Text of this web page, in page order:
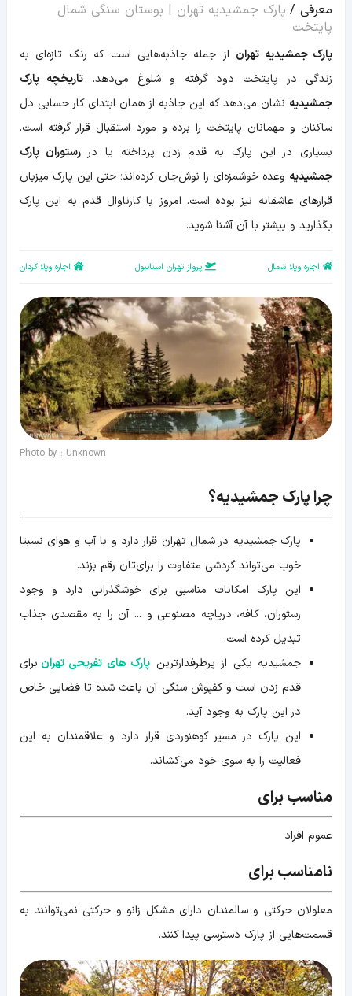
دیدنی
ها
و
تفریحات
امکانات
مسیر
نقشه
اطلاعات
تکمیلی
معرفی / پارک جمشیدیه تهران | بوستان سنگی شمال
پایتخت
پارک جمشیدیه تهران از جمله جاذبه‌هایی است که رنگ تازه‌ای به
زندگی در پایتخت دود گرفته و شلوغ می‌دهد. تاریخچه پارک
جمشیدیه نشان می‌دهد که این جاذبه از همان ابتدای کار حسابی دل
ساکنان و مهمانان پایتخت را برده و مورد استقبال قرار گرفته است.
بسیاری در این پارک به قدم زدن پرداخته یا دررستوران پارک
جمشیدیه وعده خوشمزه‌ای را نوش‌جان کرده‌اند؛ حتی این پارک میزبان
قرارهای عاشقانه نیز بوده است. امروز با کارناوال قدم به این پارک
بگذارید و بیشتر با آن آشنا شوید.
اجاره ویلا شمال پرواز تهران استانبول اجاره ویلا کردان
Photo by : Unknown
چرا پارک جمشیدیه؟
پارک جمشیدیه در شمال تهران قرار دارد و با آب و هوای نسبتا
خوب می‌تواند گردشی متفاوت را برای‌تان رقم بزند.
این پارک امکانات مناسبی برای خوشگذرانی دارد و وجود
رستوران، کافه، دریاچه مصنوعی و ... آن را به مقصدی جذاب
تبدیل کرده است.
جمشیدیه یکی از پرطرفدارترین پارک های تفریحی تهران برای
قدم زدن است و کفپوش سنگی آن باعث شده تا فضایی خاص
در این پارک به وجود آید.
این پارک در مسیر کوهنوردی قرار دارد و علاقمندان به این
فعالیت را به سوی خود می‌کشاند.
مناسب برای
عموم افراد
نامناسب برای
معلولان حرکتی و سالمندان دارای مشکل زانو و حرکتی نمی‌توانند به
قسمت‌هایی از پارک دسترسی پیدا کنند.